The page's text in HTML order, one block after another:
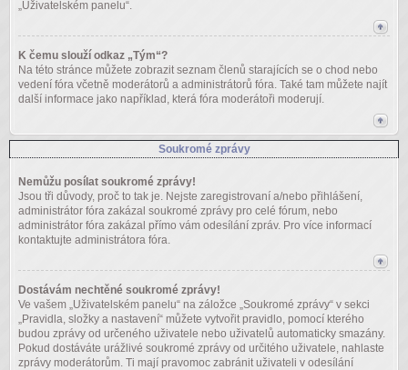
„Uživatelském panelu“.
K čemu slouží odkaz „Tým“?
Na této stránce můžete zobrazit seznam členů starajících se o chod nebo
vedení fóra včetně moderátorů a administrátorů fóra. Také tam můžete najít
další informace jako například, která fóra moderátoři moderují.
Soukromé zprávy
Nemůžu posílat soukromé zprávy!
Jsou tři důvody, proč to tak je. Nejste zaregistrovaní a/nebo přihlášení,
administrátor fóra zakázal soukromé zprávy pro celé fórum, nebo
administrátor fóra zakázal přímo vám odesílání zpráv. Pro více informací
kontaktujte administrátora fóra.
Dostávám nechtěné soukromé zprávy!
Ve vašem „Uživatelském panelu“ na záložce „Soukromé zprávy“ v sekci
„Pravidla, složky a nastavení“ můžete vytvořit pravidlo, pomocí kterého
budou zprávy od určeného uživatele nebo uživatelů automaticky smazány.
Pokud dostáváte urážlivé soukromé zprávy od určitého uživatele, nahlaste
zprávy moderátorům. Ti mají pravomoc zabránit uživateli v odesílání